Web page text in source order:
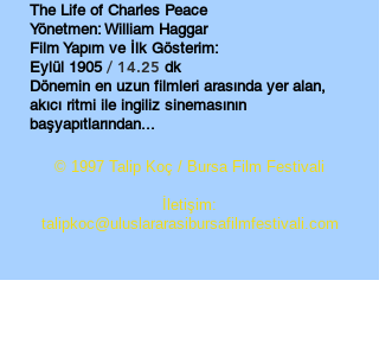
The Life of Charles Peace
Yönetmen: William Haggar
Film Yapım ve İlk Gösterim:
Eylül 1905​​ / 14.25 dk
Dönemin en uzun filmleri arasında yer alan,
akıcı ritmi ile ingiliz sinemasının
başyapıtlarından...
© 1997 Talip Koç / Bursa Film Festivali
İletişim:
talipkoc@uluslararasibursafilmfestivali.com